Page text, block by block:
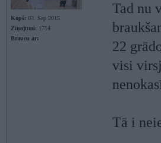
Kopš: 03. Sep 2015
Ziņojumi: 1714
Braucu ar:
Tad nu
22
visi
Tā i